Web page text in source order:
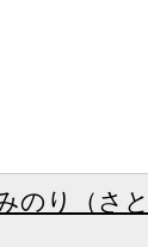
のり（さ